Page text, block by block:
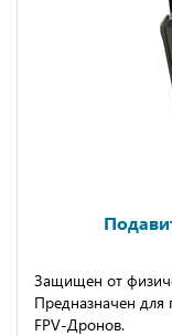
Защищeн oт
Преднaзнaчeн
FРV-Дpонов.